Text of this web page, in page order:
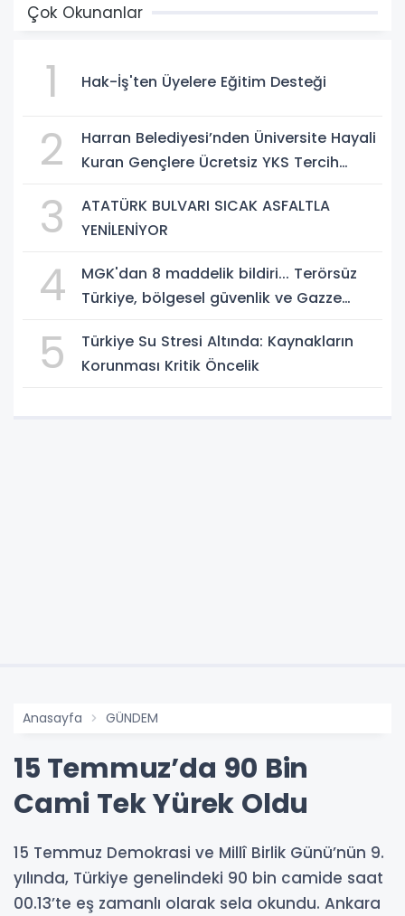
Çok Okunanlar
1 Hak-İş'ten Üyelere Eğitim Desteği
2
Harran Belediyesi’nden Üniversite Hayali
Kuran Gençlere Ücretsiz YKS Tercih
3
ATATÜRK BULVARI SICAK ASFALTLA
YENİLENİYOR
4
MGK'dan 8 maddelik bildiri... Terörsüz
Türkiye, bölgesel güvenlik ve Gazze
5
Türkiye Su Stresi Altında: Kaynakların
Korunması Kritik Öncelik
Anasayfa GÜNDEM
15 Temmuz’da 90 Bin
Cami Tek Yürek Oldu
15 Temmuz Demokrasi ve Millî Birlik Günü’nün 9.
yılında, Türkiye genelindeki 90 bin camide saat
00.13’te eş zamanlı olarak sela okundu. Ankara